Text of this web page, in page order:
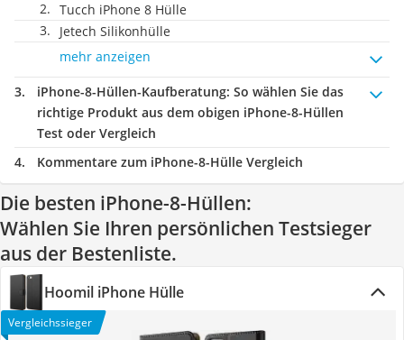
Tucch iPhone 8 Hülle
Jetech Silikonhülle
mehr anzeigen
iPhone-8-Hüllen-Kaufberatung: So wählen Sie das
richtige Produkt aus dem obigen iPhone-8-Hüllen
Test oder Vergleich
Kommentare zum iPhone-8-Hülle Vergleich
Die besten iPhone-8-Hüllen:
Wählen Sie Ihren persönlichen Testsieger
aus der Bestenliste.
Hoomil iPhone Hülle
Vergleichssieger